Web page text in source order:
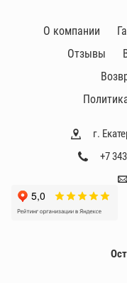
г.
+7
О компании
Отзывы